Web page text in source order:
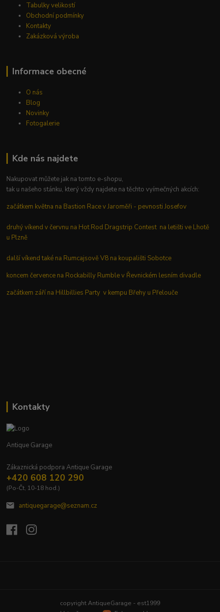
Tabulky velikostí
Obchodní podmínky
Kontakty
Zakázková výroba
Informace obecné
O nás
Blog
Novinky
Fotogalerie
Kde nás najdete
Nakupovat můžete jak na tomto e-shopu,
tak u našeho stánku, který vždy najdete na těchto vyímečných akcích:
začátkem května na Bastion Race v Jaroměři - pevnosti Josefov
druhý víkend v červnu na Hot Rod Dragstrip Contest na letišti ve Lhotě
u Plzně
další víkend také na Rumcajsově V8 na koupališti Sobotce
koncem července na Rockabilly Rumble v Řevnickém lesním divadle
začátkem září na Hillbillies Party v kempu Břehy u Přelouče
Kontakty
Antique Garage
Zákaznická podpora Antique Garage
+420 608 120 290
(Po-Čt, 10-18 hod.)
antiquegarage@seznam.cz
copyright AntiqueGarage - est1999